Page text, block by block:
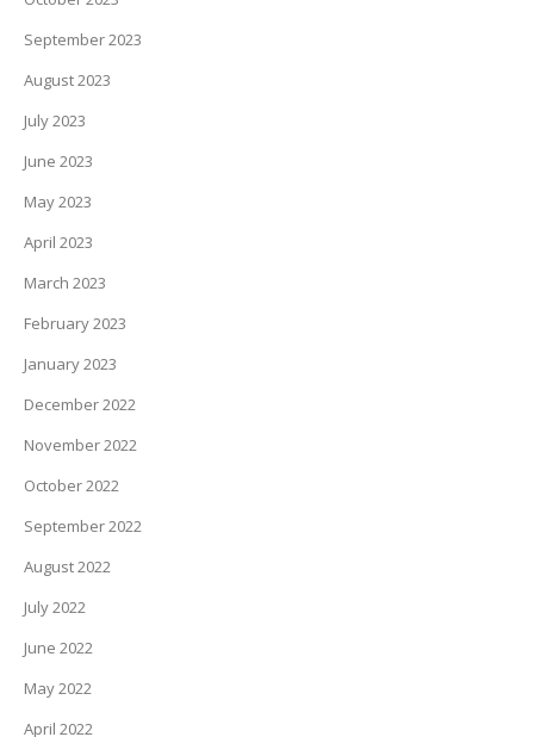
September 2023
August 2023
July 2023
June 2023
May 2023
April 2023
March 2023
February 2023
January 2023
December 2022
November 2022
October 2022
September 2022
August 2022
July 2022
June 2022
May 2022
April 2022